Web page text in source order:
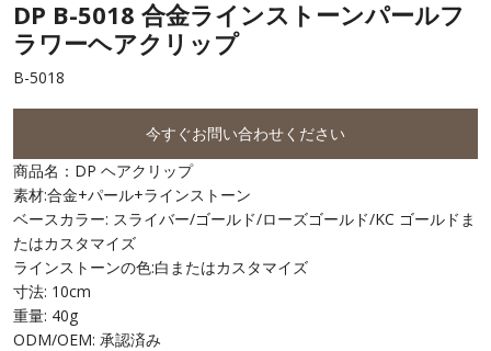
DP B-5018 合金ラインストーンパールフ
ラワーヘアクリップ
B-5018
今すぐお問い合わせください
商品名：DP ヘアクリップ
素材:合金+パール+ラインストーン
ベースカラー: スライバー/ゴールド/ローズゴールド/KC ゴールドま
たはカスタマイズ
ラインストーンの色:白またはカスタマイズ
寸法: 10cm
重量: 40g
ODM/OEM: 承認済み